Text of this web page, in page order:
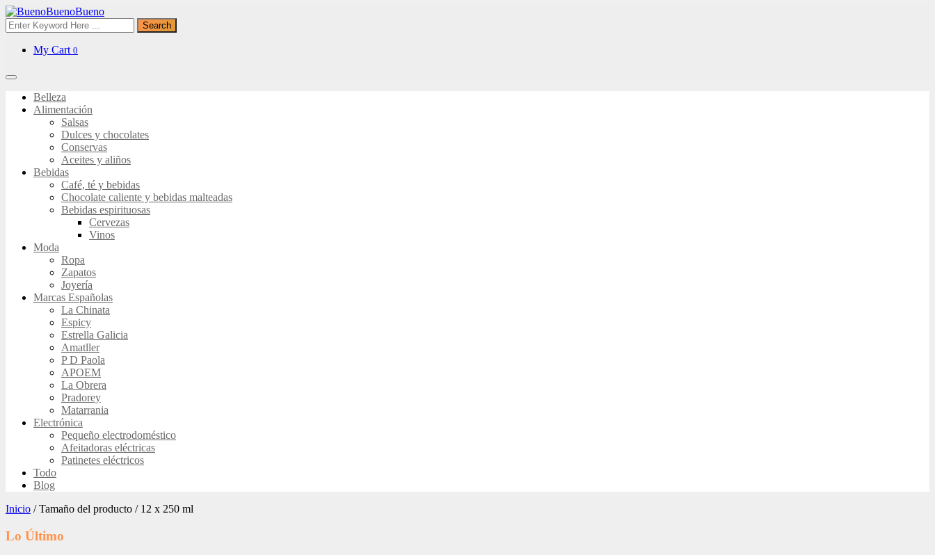
Search
My Cart 0
Belleza
Alimentación
Salsas
Dulces y chocolates
Conservas
Aceites y aliños
Bebidas
Café, té y bebidas
Chocolate caliente y bebidas malteadas
Bebidas espirituosas
Cervezas
Vinos
Moda
Ropa
Zapatos
Joyería
Marcas Españolas
La Chinata
Espicy
Estrella Galicia
Amatller
P D Paola
APOEM
La Obrera
Pradorey
Matarrania
Electrónica
Pequeño electrodoméstico
Afeitadoras eléctricas
Patinetes eléctricos
Todo
Blog
Inicio / Tamaño del producto / 12 x 250 ml
Lo Último